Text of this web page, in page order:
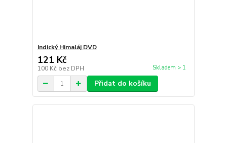
Indický Himaláj DVD
121 Kč
100 Kč bez DPH Skladem > 1
Přidat do košíku